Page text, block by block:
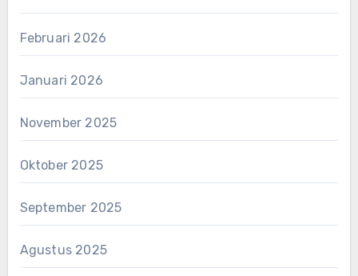
Februari 2026
Januari 2026
November 2025
Oktober 2025
September 2025
Agustus 2025